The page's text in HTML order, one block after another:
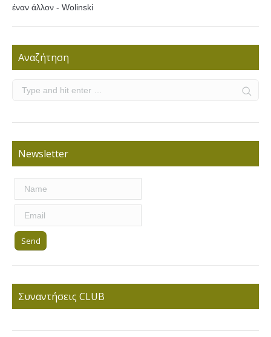
έναν άλλον - Wolinski
Αναζήτηση
Newsletter
Συναντήσεις CLUB